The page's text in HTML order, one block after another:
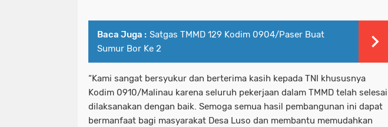
Baca Juga : Satgas TMMD 129 Kodim 0904/Paser Buat
Sumur Bor Ke 2
“Kami sangat bersyukur dan berterima kasih kepada TNI khususnya
Kodim 0910/Malinau karena seluruh pekerjaan dalam TMMD telah selesai
dilaksanakan dengan baik. Semoga semua hasil pembangunan ini dapat
bermanfaat bagi masyarakat Desa Luso dan membantu memudahkan